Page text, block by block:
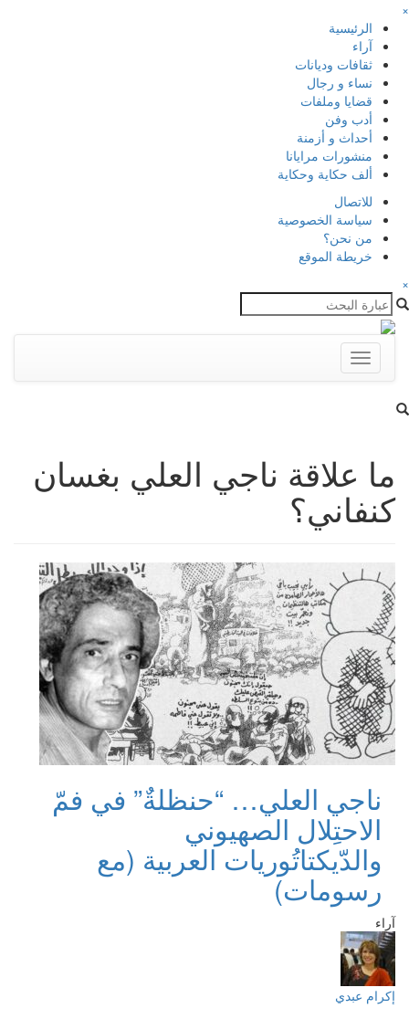
×
الرئيسية
آراء
ثقافات وديانات
نساء و رجال
قضايا وملفات
أدب وفن
أحداث و أزمنة
منشورات مرايانا
ألف حكاية وحكاية
للاتصال
سياسة الخصوصية
من نحن؟
خريطة الموقع
×
Toggle
navigation
ما علاقة ناجي العلي بغسان
كنفاني؟
ناجي العلي… “حنظلةٌ” في فمّ
الاحتِلال الصهيوني
والدّيكتاتُوريات العربية (مع
رسومات)
آراء
إكرام عبدي